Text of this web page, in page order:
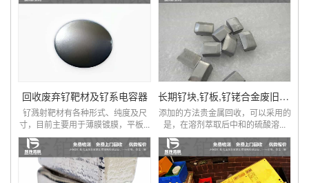
回收废弃钌靶材及钌系电容器
钌溅射靶材有各种形式、纯度及尺
寸，目前主要用于薄膜镀膜，平板...
长期钌块,钌板,钌铑合金废旧高价上门回收,鼎锋贵金属
添加的方法贵金属回收，可以采用的
是，在溶剂萃取后中和的硫酸溶...